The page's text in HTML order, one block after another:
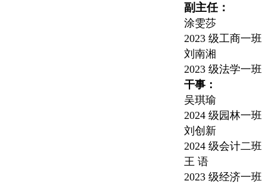
副主任：
涂雯莎
2023 级工商一班
刘南湘
2023 级法学一班
干事：
吴琪瑜
2024 级园林一班
刘创新
2024 级会计二班
王 语
2023 级经济一班